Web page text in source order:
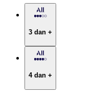
3 dan +
4 dan +